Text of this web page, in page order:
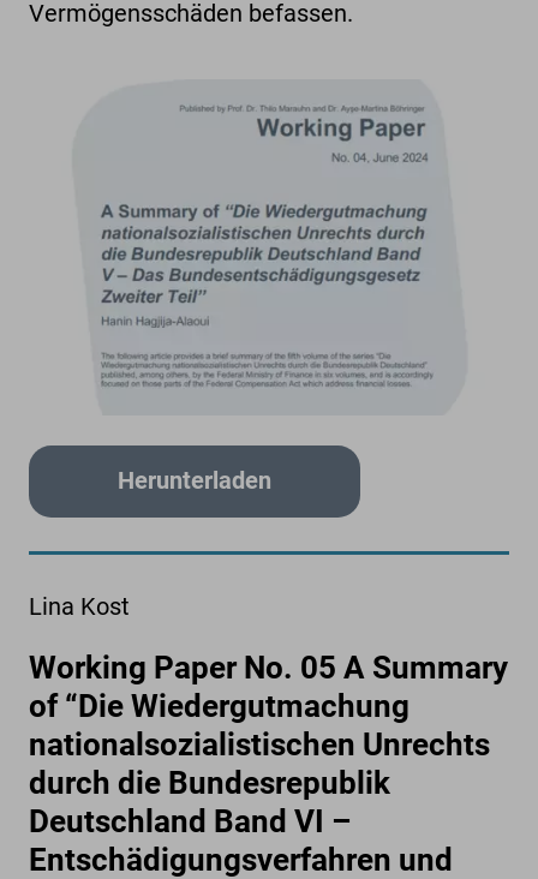
Vermögensschäden befassen.
Herunterladen
Working Paper No. 05 A Summary
of “Die Wiedergutmachung
nationalsozialistischen Unrechts
durch die Bundesrepublik
Deutschland Band VI –
Entschädigungsverfahren und
Lina Kost